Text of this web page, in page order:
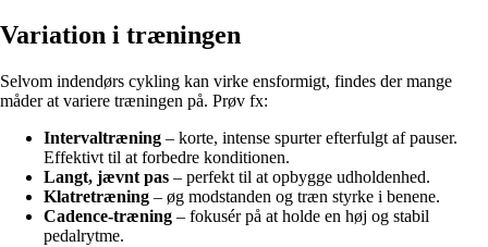
Variation i træningen
Selvom indendørs cykling kan virke ensformigt, findes der mange
måder at variere træningen på. Prøv fx:
Intervaltræning – korte, intense spurter efterfulgt af pauser.
Effektivt til at forbedre konditionen.
Langt, jævnt pas – perfekt til at opbygge udholdenhed.
Klatretræning – øg modstanden og træn styrke i benene.
Cadence-træning – fokusér på at holde en høj og stabil
pedalrytme.